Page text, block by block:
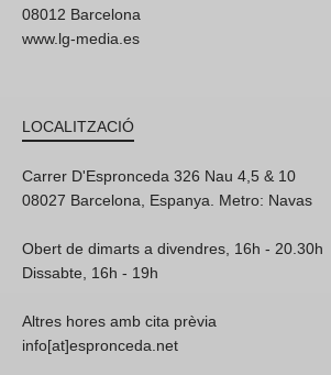
08012 Barcelona
www.lg-media.es
LOCALITZACIÓ
Carrer D'Espronceda 326 Nau 4,5 & 10
08027 Barcelona, Espanya. Metro: Navas
Obert de dimarts a divendres, 16h - 20.30h
Dissabte, 16h - 19h
Altres hores amb cita prèvia
info[at]espronceda.net